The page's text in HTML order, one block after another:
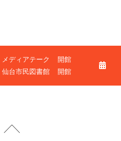
メディアテーク
開館
仙台市民図書館
開館